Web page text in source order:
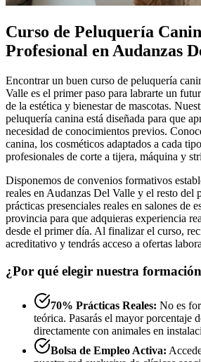
Curso de Peluquería
Profesional en Audanzas
Encontrar un buen curso de peluquería
Valle es el primer paso para labrarte un
de la estética y bienestar de mascotas.
peluquería canina está diseñada para que
necesidad de conocimientos previos.
canina, los cosméticos adaptados a cada
profesionales de corte a tijera, máquina y
Disponemos de convenios formativos
reales en Audanzas Del Valle y el resto del
prácticas presenciales reales en salones de
provincia para que adquieras experiencia
desde el primer día. Al finalizar el curso,
acreditativo y tendrás acceso a ofertas
¿Por qué elegir nuestra
70% Prácticas Reales: No es
teórica. Pasarás el mayor porcentaje
directamente con animales en
Bolsa de Empleo Activa: